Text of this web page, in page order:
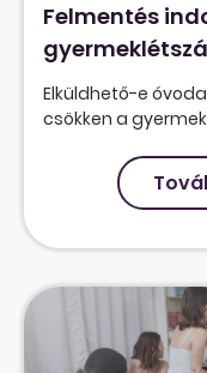
Felmentés
Elküldhető-e
csökken a